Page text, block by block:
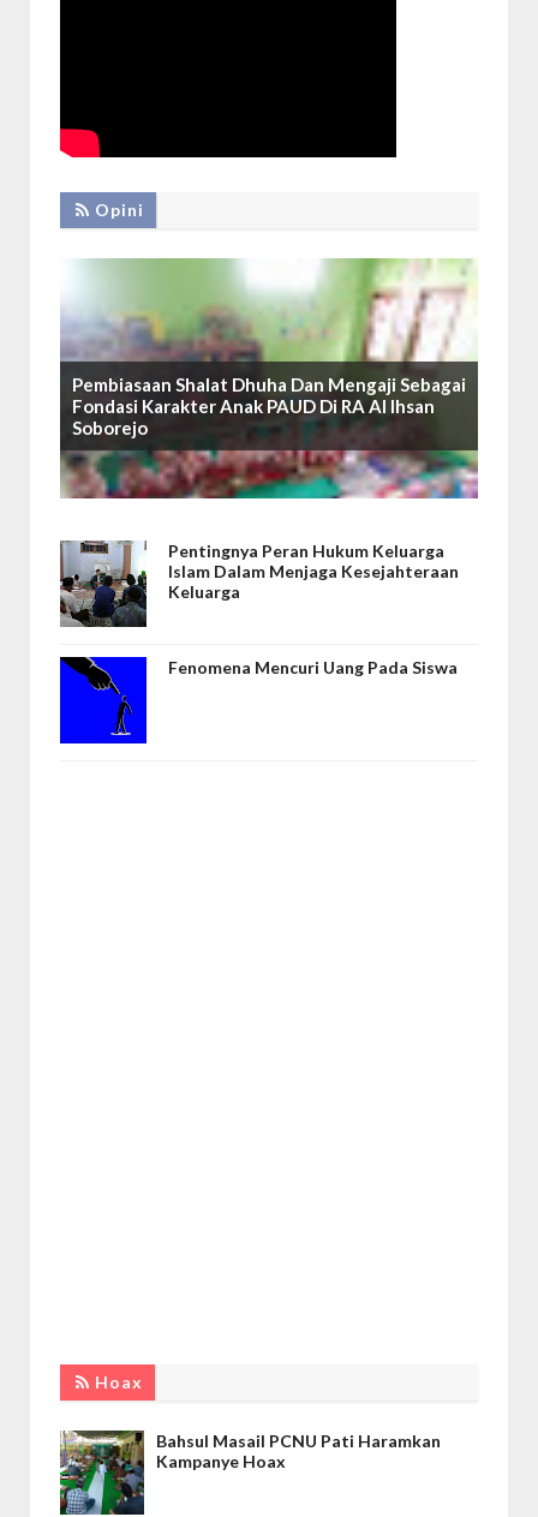
Opini
Pembiasaan Shalat Dhuha Dan Mengaji Sebagai
Fondasi Karakter Anak PAUD Di RA Al Ihsan
Soborejo
Pentingnya Peran Hukum Keluarga
Islam Dalam Menjaga Kesejahteraan
Keluarga
Fenomena Mencuri Uang Pada Siswa
Hoax
Bahsul Masail PCNU Pati Haramkan
Kampanye Hoax